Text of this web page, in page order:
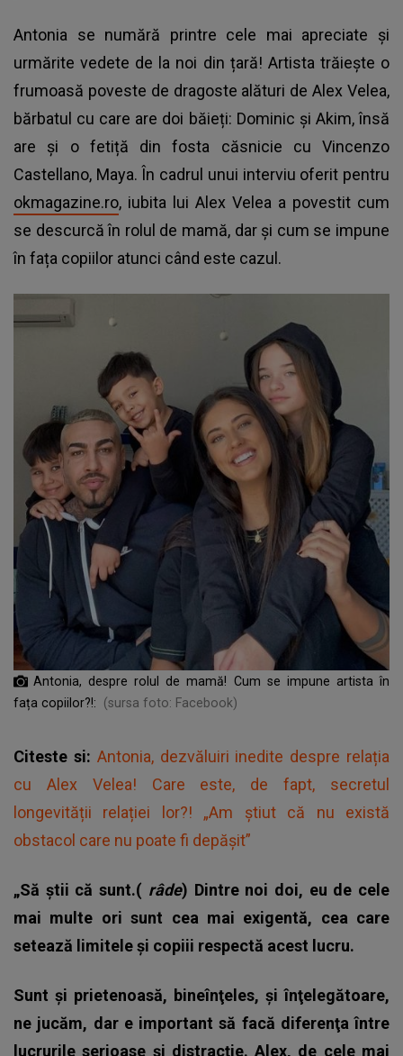
Antonia se numără printre cele mai apreciate și
urmărite vedete de la noi din țară! Artista trăiește o
frumoasă poveste de dragoste alături de Alex Velea,
bărbatul cu care are doi băieți: Dominic și Akim, însă
are și o fetiță din fosta căsnicie cu Vincenzo
Castellano, Maya. În cadrul unui interviu oferit pentru
okmagazine.ro, iubita lui Alex Velea a povestit cum
se descurcă în rolul de mamă, dar și cum se impune
în fața copiilor atunci când este cazul.
Antonia, despre rolul de mamă! Cum se impune artista în
fața copiilor?!:
(sursa foto: Facebook)
Citeste si: Antonia, dezvăluiri inedite despre relația
cu Alex Velea! Care este, de fapt, secretul
longevității relației lor?! „Am ştiut că nu există
obstacol care nu poate fi depăşit”
„Să ştii că sunt.( râde) Dintre noi doi, eu de cele
mai multe ori sunt cea mai exigentă, cea care
setează limitele şi copiii respectă acest lucru.
Sunt şi prietenoasă, bineînţeles, şi înţelegătoare,
ne jucăm, dar e important să facă diferenţa între
lucrurile serioase şi distracţie. Alex, de cele mai